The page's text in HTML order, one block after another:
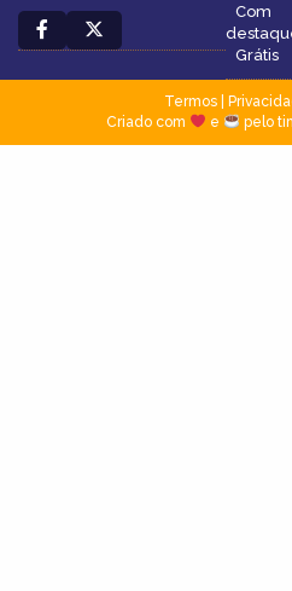
Com
Grátis
Termos|
Criado com
e pelo